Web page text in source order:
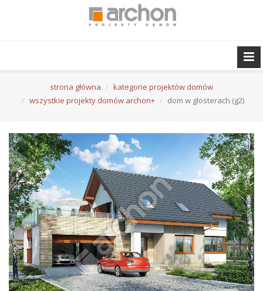
strona główna
kategorie projektów domów
wszystkie projekty domów archon+
dom w glosterach (g2)